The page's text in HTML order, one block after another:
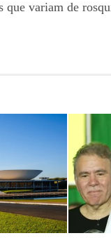
que variam de